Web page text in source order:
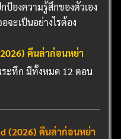
องความรู้สึกของตัวเอง
จะเป็นอย่างไรต้อง
คืนล่าก่อนหย่า
ระทึก มีทั้งหมด 12 ตอน
(2026) คืนล่าก่อนหย่า